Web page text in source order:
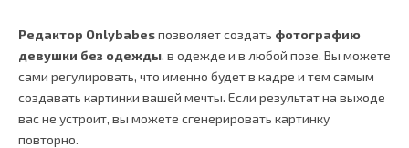
Редактор Onlybabesпозволяет создать фотографию
девушки без одежды, в одежде и в любой позе. Вы можете
сами регулировать, что именно будет в кадре и тем самым
создавать картинки вашей мечты. Если результат на выходе
вас не устроит, вы можете сгенерировать картинку
повторно.